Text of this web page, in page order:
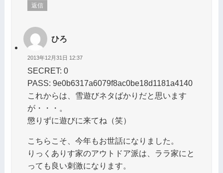
返信
ひろ
2013年12月31日 12:37
SECRET: 0
PASS: 9e0b6317a6079f8ac0be18d1181a4140
これからは、雪遊びネタばかりだと思います
が・・・。
懲りずに遊びに来てね（笑）
こちらこそ、今年もお世話になりました。
りっくありす家のアウトドア派は、ララ家にと
っても良い刺激になります。